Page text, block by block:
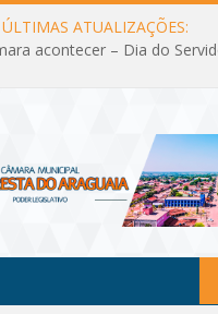
ÚLTIMAS ATUALIZAÇÕES:
acontecer – Dia do